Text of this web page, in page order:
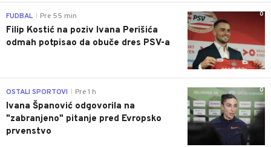
0
FUDBAL Pre 55 min
Filip Kostić na poziv Ivana Perišića
odmah potpisao da obuče dres PSV-a
0
OSTALI SPORTOVI Pre 1 h
Ivana Španović odgovorila na
"zabranjeno" pitanje pred Evropsko
prvenstvo